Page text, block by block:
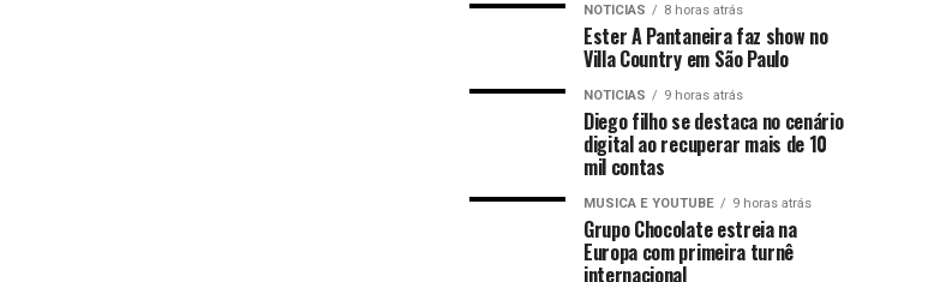
NOTICIAS 8 horas atrás
Ester A Pantaneira faz show no
Villa Country em São Paulo
NOTICIAS 9 horas atrás
Diego filho se destaca no cenário
digital ao recuperar mais de 10
mil contas
MUSICA E YOUTUBE 9 horas atrás
Grupo Chocolate estreia na
Europa com primeira turnê
internacional